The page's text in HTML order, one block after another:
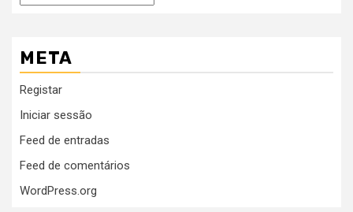
META
Registar
Iniciar sessão
Feed de entradas
Feed de comentários
WordPress.org